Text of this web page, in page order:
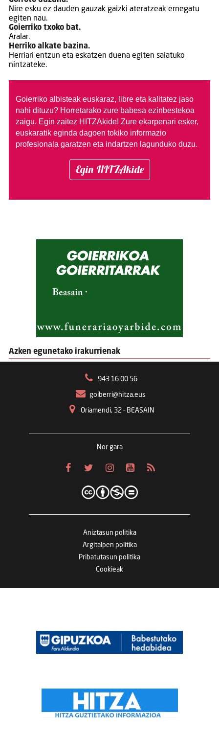
Nire esku ez dauden gauzak gaizki ateratzeak ernegatu
egiten nau.
Goierriko txoko bat.
Aralar.
Herriko alkate bazina.
Herriari entzun eta eskatzen duena egiten saiatuko
nintzateke.
Goierriko albisteak euskaraz, libre eta kalitatez jaso
nahi dituzu? Horretarako zure babesa ezinbestekoa
zaigu. Egin zaitez HITZAkide! Zure ekarpenari esker,
euskaratik eginda dagoen tokiko informazio
profesionala garatzen eta indartzen lagunduko duzu.
Egin HITZAkide
Azken egunetako irakurrienak
943 16 00 56
goiberri@hitza.eus
Oriamendi, 32 – BEASAIN
Nor gara
Aniztasun politika
Argitalpen politika
Pribatutasun politika
Cookieak